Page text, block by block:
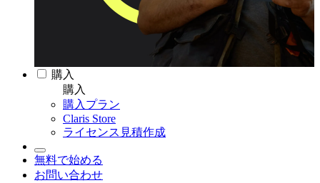
購入
購入
購入プラン
Claris Store
ライセンス見積作成
無料で始める
お問い合わせ